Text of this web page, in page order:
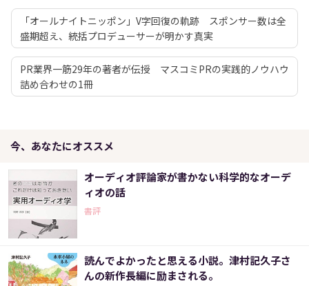
「オールナイトニッポン」V字回復の軌跡 スポンサー数は全
盛期超え、統括プロデューサーが明かす真実
PR業界一筋29年の著者が伝授 マスコミPRの実践的ノウハウ
詰め合わせの1冊
今、あなたにオススメ
オーディオ評論家が書かない科学的なオーデ
ィオの話
書評
読んでよかったと思える小説。津村記久子さ
んの新作長編に励まされる。